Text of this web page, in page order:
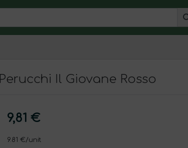
Perucchi Il Giovane Rosso
9,81 €
9.81 €/unit